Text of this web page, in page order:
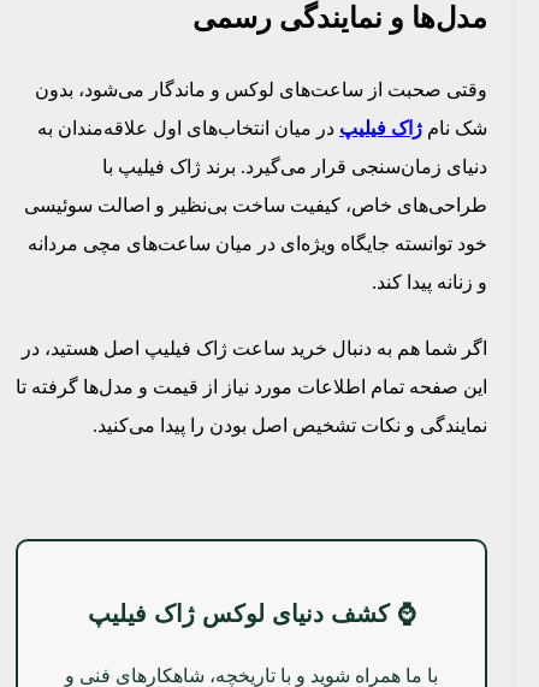
مدل‌ها و نمایندگی رسمی
وقتی صحبت از ساعت‌های لوکس و ماندگار می‌شود، بدون
شک نام ژاک فیلیپ در میان انتخاب‌های اول علاقه‌مندان به
دنیای زمان‌سنجی قرار می‌گیرد. برند ژاک فیلیپ با
طراحی‌های خاص، کیفیت ساخت بی‌نظیر و اصالت سوئیسی
خود توانسته جایگاه ویژه‌ای در میان ساعت‌های مچی مردانه
و زنانه پیدا کند.
اگر شما هم به دنبال خرید ساعت ژاک فیلیپ اصل هستید، در
این صفحه تمام اطلاعات مورد نیاز از قیمت و مدل‌ها گرفته تا
نمایندگی و نکات تشخیص اصل بودن را پیدا می‌کنید.
⌚ کشف دنیای لوکس ژاک فیلیپ
با ما همراه شوید و با تاریخچه، شاهکارهای فنی و